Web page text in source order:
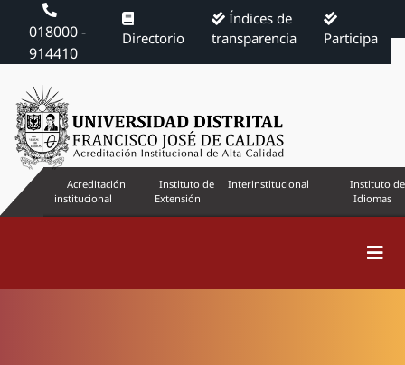
018000 -
914410
Directorio
Índices de
transparencia
Participa
Acreditación
institucional
Instituto de
Extensión
Interinstitucional
Instituto de
Idiomas